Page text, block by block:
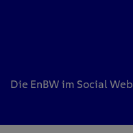
Die EnBW im Social Web